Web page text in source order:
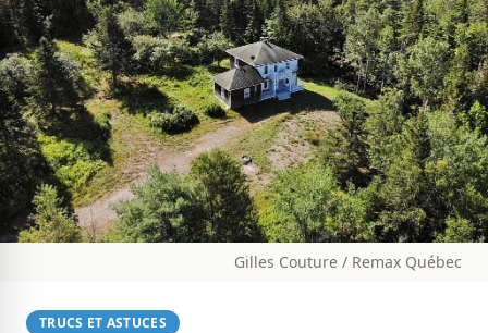
Gilles Couture / Remax Québec
TRUCS ET ASTUCES